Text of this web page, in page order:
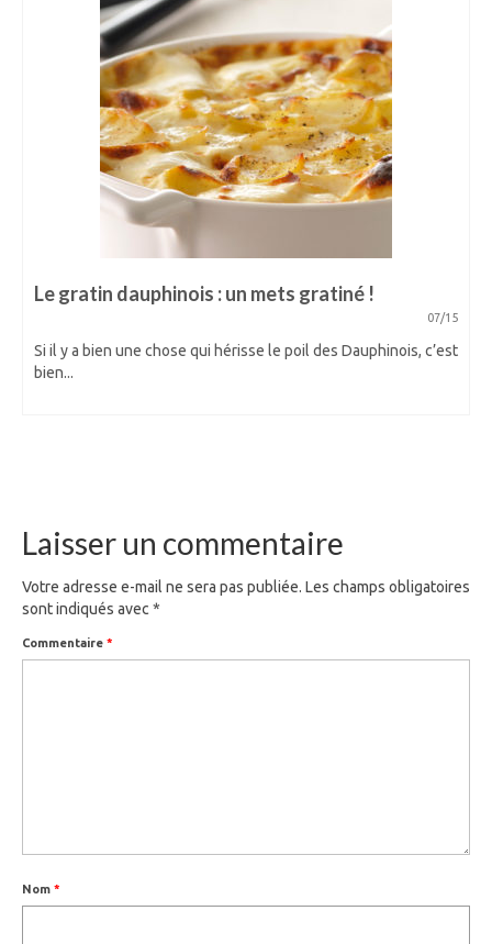
Le gratin dauphinois : un mets gratiné !
07/15
Si il y a bien une chose qui hérisse le poil des Dauphinois, c’est
bien...
Laisser un commentaire
Votre adresse e-mail ne sera pas publiée. Les champs obligatoires
sont indiqués avec *
Commentaire *
Nom *